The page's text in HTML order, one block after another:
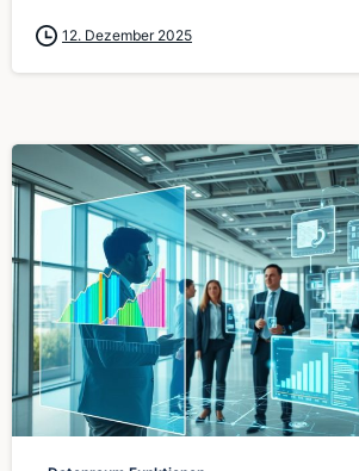
12. Dezember 2025